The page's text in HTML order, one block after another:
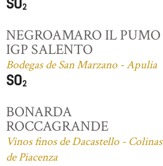
NEGROAMARO IL PUMO
IGP SALENTO
Bodegas de San Marzano - Apulia
BONARDA
ROCCAGRANDE
Vinos finos de Dacastello - Colinas
de Piacenza